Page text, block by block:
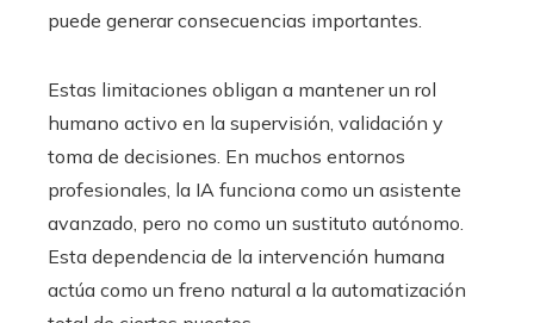
puede generar consecuencias importantes.
Estas limitaciones obligan a mantener un rol
humano activo en la supervisión, validación y
toma de decisiones. En muchos entornos
profesionales, la IA funciona como un asistente
avanzado, pero no como un sustituto autónomo.
Esta dependencia de la intervención humana
actúa como un freno natural a la automatización